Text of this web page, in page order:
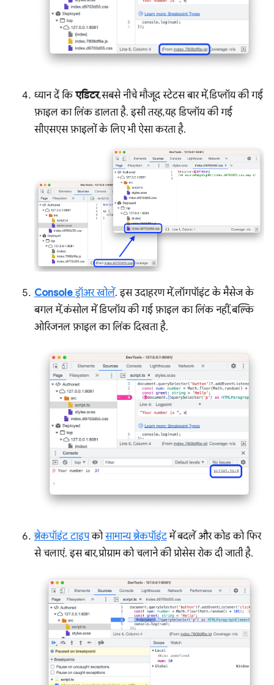
ध्यान दें किएडिटर, सबसे नीचे मौजूद स्टेटस बार में, डिप्लॉय की गई
फ़ाइल का लिंक डालता है. इसी तरह, यह डिप्लॉय की गई
सीएसएस फ़ाइलों के लिए भी ऐसा करता है.
Consoleड्रॉअर खोलें. इस उदाहरण में, लॉगपॉइंट के मैसेज के
बगल में, कंसोल में डिप्लॉय की गई फ़ाइल का लिंक नहीं, बल्कि
ओरिजनल फ़ाइल का लिंक दिखता है.
ब्रेकपॉइंट टाइपकोसामान्य ब्रेकपॉइंटमें बदलें और कोड को फिर
से चलाएं. इस बार, प्रोग्राम को चलाने की प्रोसेस रोक दी जाती है.